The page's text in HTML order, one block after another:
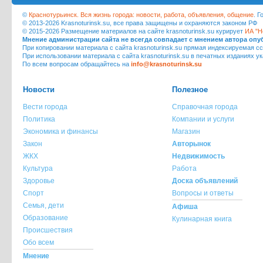
© Краснотурьинск. Вся жизнь города: новости, работа, объявления, общение .
© 2013-2026 Krasnoturinsk.su, все права защищены и охраняются законом РФ
© 2015-2026 Размещение материалов на сайте krasnoturinsk.su курирует ИА
Мнение администрации сайта не всегда совпадает с мнением автора
При копировании материала с сайта krasnoturinsk.su прямая индексируемая
При использовании материала с сайта krasnoturinsk.su в печатных изданиях
По всем вопросам обращайтесь на info@krasnoturinsk.su
Новости
Вести города
Политика
Экономика и финансы
Закон
ЖКХ
Культура
Здоровье
Спорт
Семья, дети
Образование
Происшествия
Обо всем
Мнение
Полезное
Справочная города
Компании и услуги
Магазин
Авторынок
Недвижимость
Работа
Доска объявлений
Вопросы и ответы
Афиша
Кулинарная книга